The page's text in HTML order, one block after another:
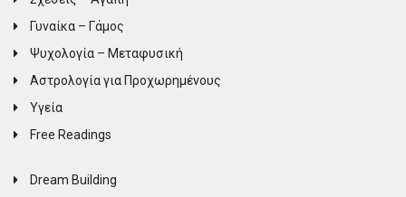
Γυναίκα – Γάμος
Ψυχολογία – Μεταφυσική
Αστρολογία για Προχωρημένους
Υγεία
Free Readings
Dream Building